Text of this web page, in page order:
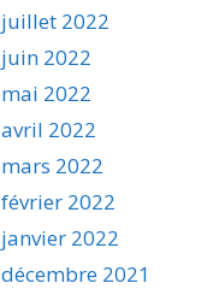
juillet 2022
juin 2022
mai 2022
avril 2022
mars 2022
février 2022
janvier 2022
décembre 2021